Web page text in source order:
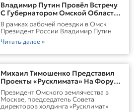
Владимир Путин Провёл Встречу
С Губернатором Омской Области
Виталием ХоценкоИсточник
В рамках рабочей поездки в Омск
Президент России Владимир Путин
Читать далее »
Михаил Тимошенко Представил
Проекты «Русклимата» На Форуме
России И Казахстана
Президент Омского землячества в
Москве, председатель Совета
директоров холдинга «Русклимат»